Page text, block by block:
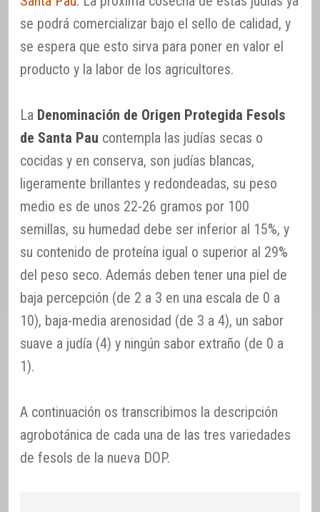
se podrá comercializar bajo el sello de calidad, y
se espera que esto sirva para poner en valor el
producto y la labor de los agricultores.
La Denominación de Origen Protegida Fesols
de Santa Pau contempla las judías secas o
cocidas y en conserva, son judías blancas,
ligeramente brillantes y redondeadas, su peso
medio es de unos 22-26 gramos por 100
semillas, su humedad debe ser inferior al 15%, y
su contenido de proteína igual o superior al 29%
del peso seco. Además deben tener una piel de
baja percepción (de 2 a 3 en una escala de 0 a
10), baja-media arenosidad (de 3 a 4), un sabor
suave a judía (4) y ningún sabor extraño (de 0 a
1).
A continuación os transcribimos la descripción
agrobotánica de cada una de las tres variedades
de fesols de la nueva DOP.